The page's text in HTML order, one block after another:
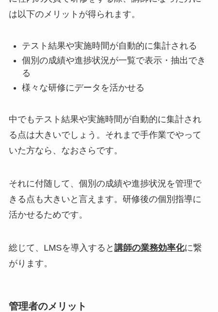
は以下のメリットが得られます。
テスト結果や実施時間が自動的に集計される
個別の成績や進捗状況が一覧で表示・抽出でき
る
様々な研修にデータを活かせる
中でもテスト結果や実施時間が自動的に集計され
る点は大きいでしょう。それまで手作業でやって
いた方なら、なおさらです。
それに付随して、個別の成績や進捗状況を管理で
きる点も大きいと言えます。研修後の個別指導に
活かせるためです。
総じて、LMSを導入すると 講師の業務効率化に繋
がります。
管理者のメリット